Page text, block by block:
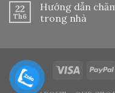
22
Th6
Hướng dẫn
trong nhà